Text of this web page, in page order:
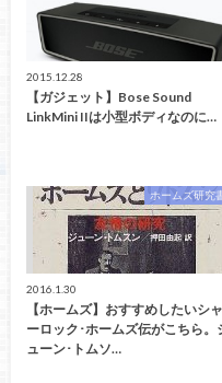
2015.12.28
【ガジェット】Bose Sound
LinkMini IIは小型ボディなのに…
ホームズ研究
2016.1.30
【ホームズ】おすすめしたいシャ
ーロック･ホームズ伝がこちら。
ューン･トムソ…